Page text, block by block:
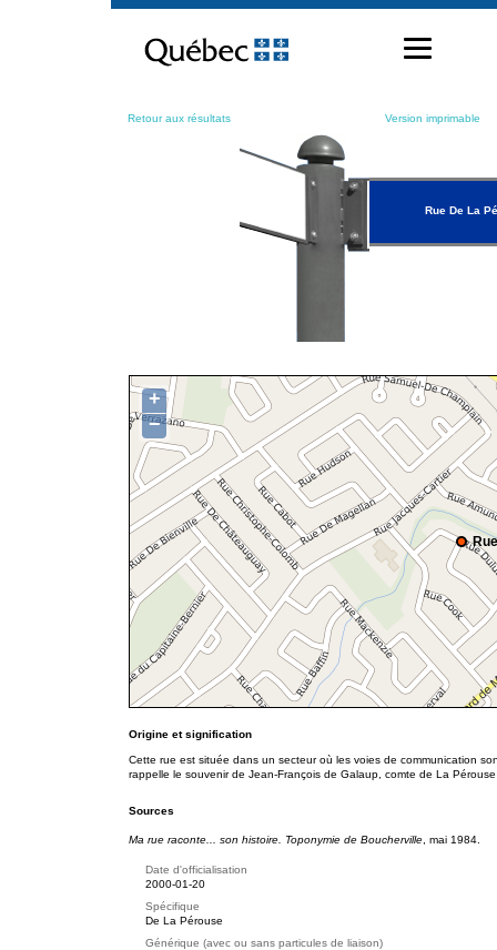
contenu
Retour aux résultats Version imprimable
Rue De La
+
−
Origine et signification
Cette rue est située dans un secteur où les voies de communication
rappelle le souvenir de Jean-François de Galaup, comte de La
Sources
Ma rue raconte... son histoire. Toponymie de Boucherville , mai 1984.
Date d'officialisation
2000-01-20
Spécifique
De La Pérouse
Générique (avec ou sans particules de liaison)